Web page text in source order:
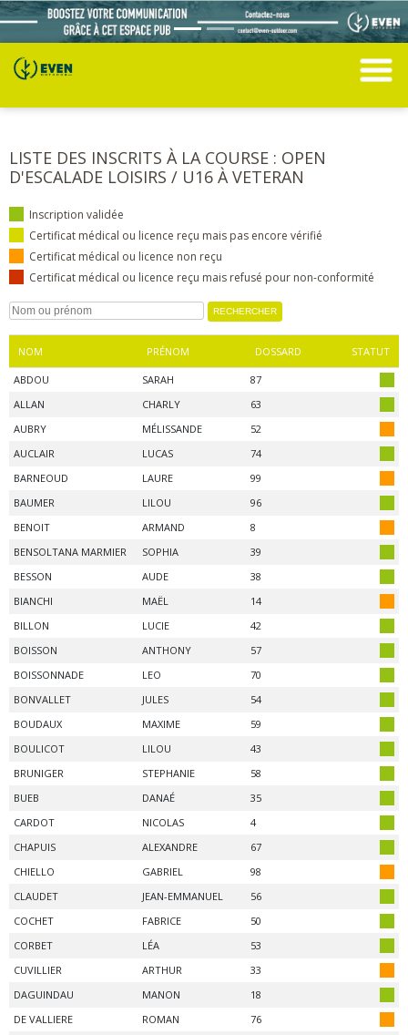
LISTE DES INSCRITS À LA COURSE : OPEN
D'ESCALADE LOISIRS / U16 À VETERAN
Inscription validée
Certificat médical ou licence reçu mais pas encore vérifié
Certificat médical ou licence non reçu
Certificat médical ou licence reçu mais refusé pour non-conformité
NOM PRÉNOM DOSSARD STATUT
ABDOU SARAH
87
ALLAN
CHARLY
63
AUBRY
MÉLISSANDE
52
AUCLAIR
LUCAS
74
BARNEOUD
LAURE
99
BAUMER
LILOU
96
BENOIT
ARMAND
8
BENSOLTANA MARMIER
SOPHIA
39
BESSON
AUDE
38
BIANCHI
MAËL
14
BILLON
LUCIE
42
BOISSON
ANTHONY
57
BOISSONNADE
LEO
70
BONVALLET
JULES
54
BOUDAUX
MAXIME
59
BOULICOT
LILOU
43
BRUNIGER
STEPHANIE
58
BUEB
DANAÉ
35
CARDOT
NICOLAS
4
CHAPUIS
ALEXANDRE
67
CHIELLO
GABRIEL
98
CLAUDET
JEAN-EMMANUEL
56
COCHET
FABRICE
50
CORBET
LÉA
53
CUVILLIER
ARTHUR
33
DAGUINDAU
MANON
18
DE VALLIERE
ROMAN
76